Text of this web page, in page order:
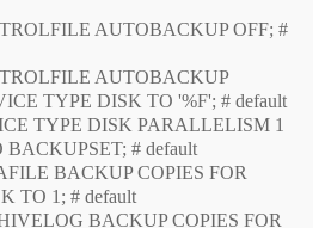
AUTOBACKUP OFF; #
AUTOBACKUP
TYPE DISK TO '%F'; # default
TYPE DISK PARALLELISM 1
# default
BACKUP COPIES FOR
TO 1; # default
BACKUP COPIES FOR